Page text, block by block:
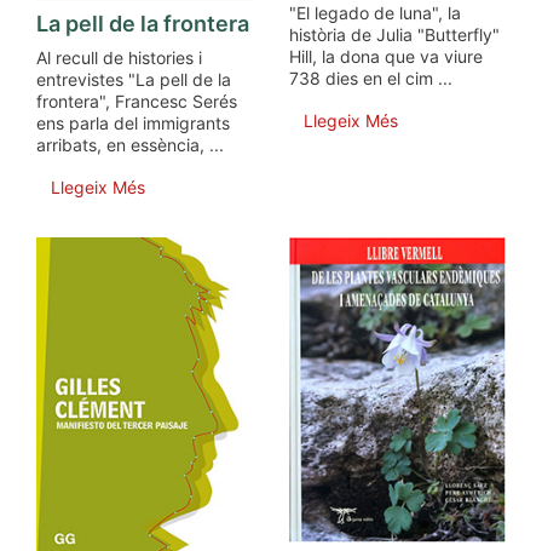
La pell de la frontera
Al recull de histories i
entrevistes "La pell de la
frontera", Francesc Serés
ens parla del immigrants
arribats, en essència, ...
Llegeix Més
"El legado de luna", la
història de Julia "Butterfly"
Hill, la dona que va viure
738 dies en el cim ...
Llegeix Més